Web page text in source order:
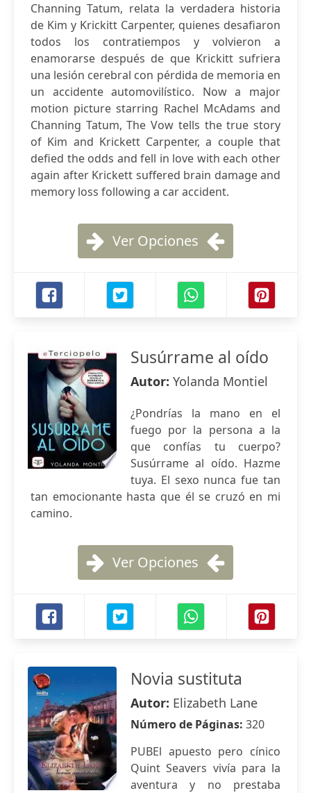
Channing Tatum, relata la verdadera historia
de Kim y Krickitt Carpenter, quienes desafiaron
todos los contratiempos y volvieron a
enamorarse después de que Krickitt sufriera
una lesión cerebral con pérdida de memoria en
un accidente automovilístico. Now a major
motion picture starring Rachel McAdams and
Channing Tatum, The Vow tells the true story
of Kim and Krickett Carpenter, a couple that
defied the odds and fell in love with each other
again after Krickett suffered brain damage and
memory loss following a car accident.
Ver Opciones
Susúrrame al oído
Autor: Yolanda Montiel
¿Pondrías la mano en el
fuego por la persona a la
que confías tu cuerpo?
Susúrrame al oído. Hazme
tuya. El sexo nunca fue tan
tan emocionante hasta que él se cruzó en mi
camino.
Ver Opciones
Novia sustituta
Autor: Elizabeth Lane
Número de Páginas: 320
PUBEl apuesto pero cínico
Quint Seavers vivía para la
aventura y no prestaba